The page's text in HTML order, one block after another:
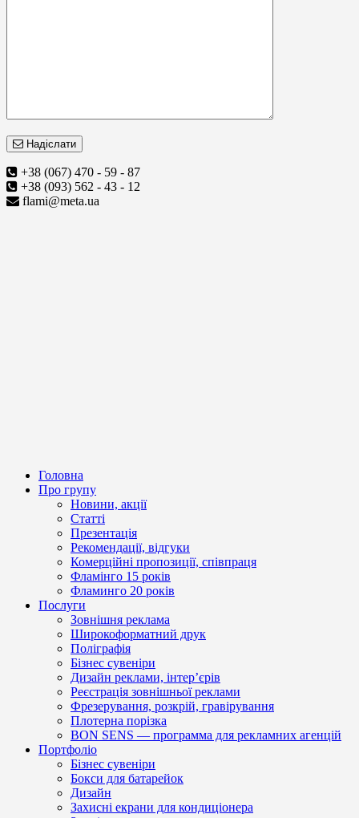
Надіслати
+38 (067) 470 - 59 - 87
+38 (093) 562 - 43 - 12
flami@meta.ua
Головна
Про групу
Новини, акції
Статті
Презентація
Рекомендації, відгуки
Комерційні пропозиції, співпраця
Фламінго 15 років
Фламинго 20 років
Послуги
Зовнішня реклама
Широкоформатний друк
Поліграфія
Бізнес сувеніри
Дизайн реклами, інтер’єрів
Реєстрація зовнішньої реклами
Фрезерування, розкрій, гравірування
Плотерна порізка
BON SENS — программа для рекламних агенцій
Портфоліо
Бізнес сувеніри
Бокси для батарейок
Дизайн
Захисні екрани для кондиціонера